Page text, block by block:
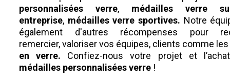
personnalisées verre, médailles verre
entreprise, médailles verre sportives. Notre
également d'autres
récompenses pour
remercier, valoriser vos équipes, clients comme les
en verre. Confiez-nous votre projet et
médailles personnaliséesverre !